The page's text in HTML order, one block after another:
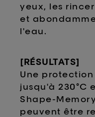
yeux, les
et
l'eau.
[RÉSULTATS]
Une
jusqu'à 230°C
Shape-
peuvent être